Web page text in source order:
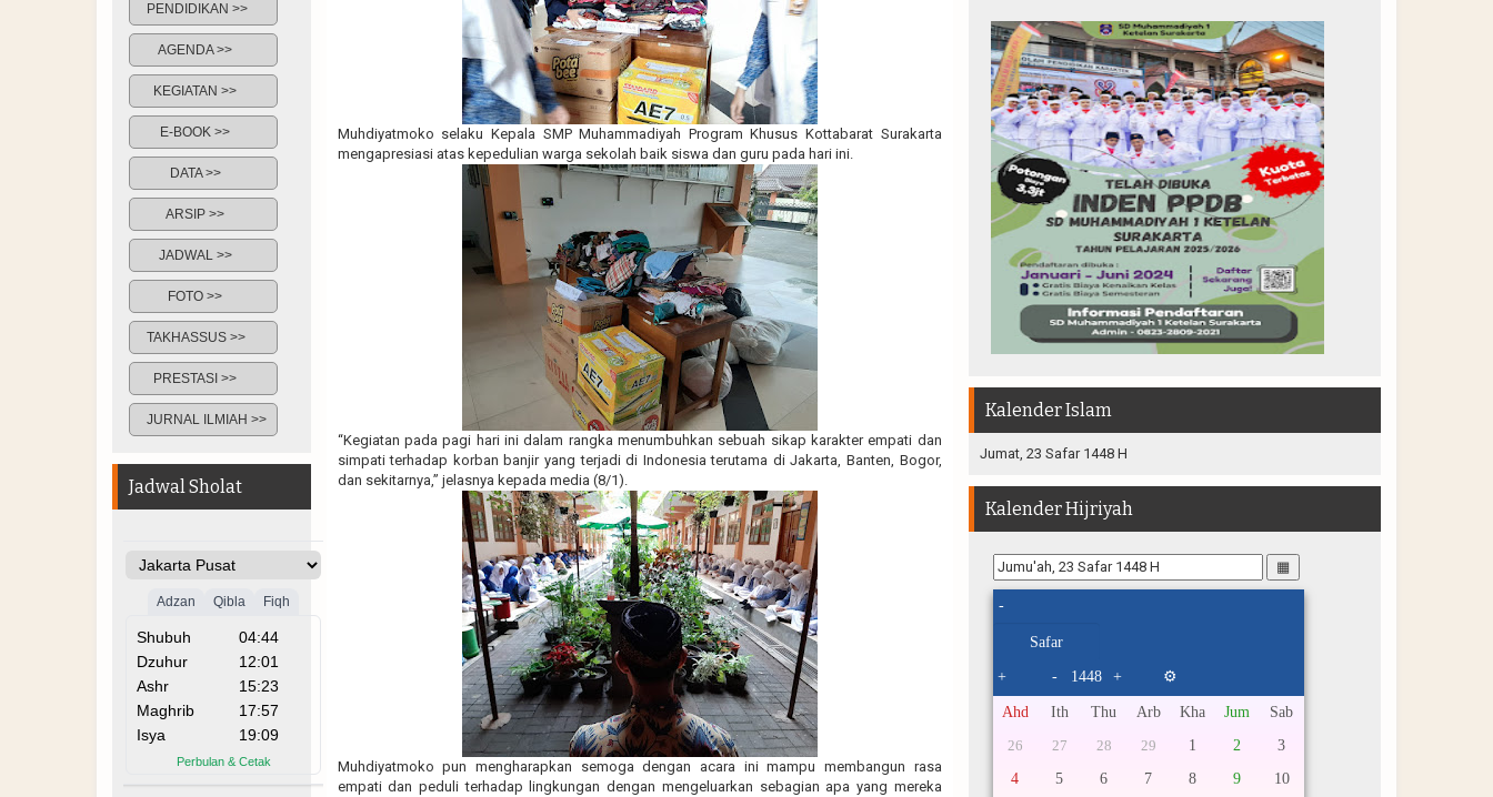
Muhdiyatmoko selaku Kepala SMP Muhammadiyah Program Khusus Kottabarat Surakarta
mengapresiasi atas kepedulian warga sekolah baik siswa dan guru pada hari ini.
“Kegiatan pada pagi hari ini dalam rangka menumbuhkan sebuah sikap karakter empati dan
simpati terhadap korban banjir yang terjadi di Indonesia terutama di Jakarta, Banten, Bogor,
dan sekitarnya,” jelasnya kepada media (8/1).
Muhdiyatmoko pun mengharapkan semoga dengan acara ini mampu membangun rasa
empati dan peduli terhadap lingkungan dengan mengeluarkan sebagian apa yang mereka
PENDIDIKAN >>
AGENDA >>
KEGIATAN >>
E-BOOK >>
DATA >>
ARSIP >>
JADWAL >>
FOTO >>
TAKHASSUS >>
PRESTASI >>
JURNAL ILMIAH >>
Jadwal Sholat
Kalender Islam
Jumat, 23 Safar 1448 H
Kalender Hijriyah
▦
-
+ - + ⚙
Ahd Ith Thu Arb Kha Jum Sab
26 27 28 29 1 2
3
4
5 6 7 8 9
10